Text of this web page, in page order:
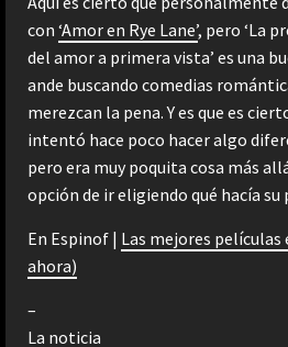
con ‘Amor en Rye Lane’, pero ‘La
del amor a primera vista’ es una
ande buscando comedias
merezcan la pena. Y es que es
intentó hace poco hacer algo
pero era muy poquita cosa más
opción de ir eligiendo qué hacía
En Espinof | Las mejores
ahora)
–
La noticia